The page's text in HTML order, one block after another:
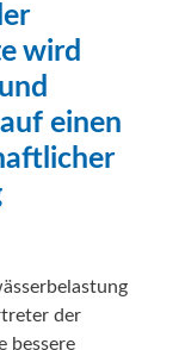
wird
einen
der
bessere